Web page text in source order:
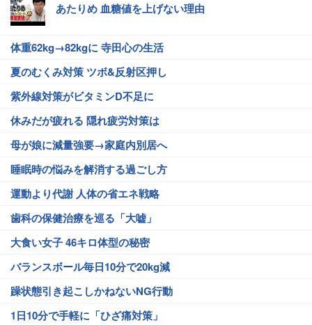
あたりめ 血糖値を上げない理由
体重62kg→82kgに 寺田心の生活
夏のむくみ対策 ツボ&反射区押し
紫外線対策がビタミンD不足に
休みだが疲れる 隠れ疲労対策は
母が娘に減量強要→家庭内別居へ
睡眠時の悩みを解消する過ごし方
運動より代謝 人体の省エネ戦略
歯科の保健治療を巡る「大嘘」
大食い女子 46キロ体型の秘密
バランスボール毎日10分で20kg減
躁状態引き起こしかねないNG行動
1日10分で手軽に「ひざ痛対策」